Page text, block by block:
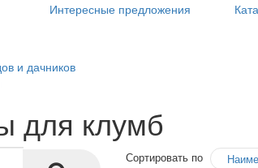
Интересные предложения
и дачников
для клумб
Сортировать по